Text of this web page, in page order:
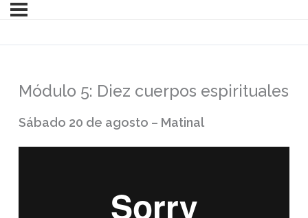
Módulo 5: Diez cuerpos espirituales
Sábado 20 de agosto – Matinal